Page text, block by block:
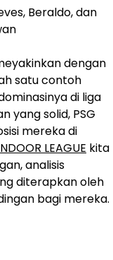
dengan
satu contoh
di liga
yang solid, PSG
mereka di
LEAGUE kita
analisis
diterapkan oleh
bagi mereka.